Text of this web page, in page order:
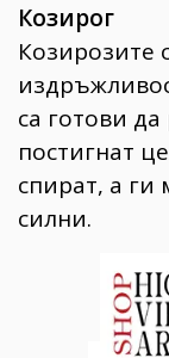
Козирог
Козирозите
са готови
постигнат
спират, а
силни.